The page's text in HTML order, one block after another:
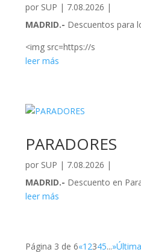
por SUP | 7.08.2026 |
MADRID.- Descuentos para
<img src=https://s
leer más
PARADORES
por SUP | 7.08.2026 |
MADRID.- Descuento en
leer más
Página 3 de 6«1 2345...»